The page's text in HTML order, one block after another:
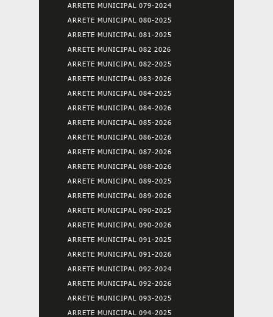
ARRETE MUNICIPAL 079-2024
ARRETE MUNICIPAL 080-2025
ARRETE MUNICIPAL 081-2025
ARRETE MUNICIPAL 082 2026
ARRETE MUNICIPAL 082-2025
ARRETE MUNICIPAL 083-2026
ARRETE MUNICIPAL 084-2025
ARRETE MUNICIPAL 084-2026
ARRETE MUNICIPAL 085-2026
ARRETE MUNICIPAL 086-2026
ARRETE MUNICIPAL 087-2026
ARRETE MUNICIPAL 088-2026
ARRETE MUNICIPAL 089-2025
ARRETE MUNICIPAL 089-2026
ARRETE MUNICIPAL 090-2025
ARRETE MUNICIPAL 090-2026
ARRETE MUNICIPAL 091-2025
ARRETE MUNICIPAL 091-2026
ARRETE MUNICIPAL 092-2024
ARRETE MUNICIPAL 092-2026
ARRETE MUNICIPAL 093-2025
ARRETE MUNICIPAL 094-2025